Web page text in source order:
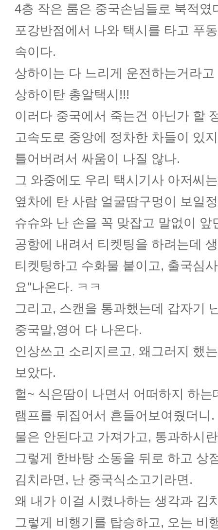
4층 작은 룸은 중국손님들로 북적였
포강반점에서 나와 택시를 타고 푸
속이다.
상하이는 다 느리게 운전하는거라
상하이탄 총알택시!!!
이러다 중국에서 죽는건 아닌가 할
고속도로 중앙에 정차한 차들이 있
틀어버려서 싸움이 나질 않나.
그 와중에도 우리 택시기사 아저씨
옆차에 탄 사람 얼굴땀구멍이 보일
슈슈와 난 손을 꼭 맞잡고 말없이 앞
공항에 내려서 티켓팅을 하려는데
티켓팅하고 수화물 붙이고, 출국심
요"나온다. ㅋㅋ
그리고, 스캔을 통과했는데 갑자기
중국말,영어 다 나온다.
인상쓰고 소리지르고. 왜그러지 했
보았다.
헐~ 식은땀이 나면서 어떠하지 하
램프를 뒤집어서 흔들어보여줬더니.
물은 안된다고 가져가고, 통과하시
그렇게 한바탕 소동을 뒤로 하고 상
김치라면, 난 중국식소고기라면.
왜 내가 이걸 시켰나하는 생각과 김
그렇게 비행기를 탑승하고, 오는 비